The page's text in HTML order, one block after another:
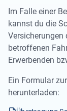
Im Falle einer
kannst du die
Versicherungen
betroffenen
Erwerbenden
Ein Formular
herunterladen: